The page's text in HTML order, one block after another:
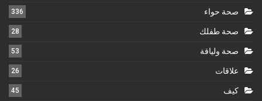
صحة حواء 336
صحة طفلك 28
صحة ولياقة 53
علاقات 26
كيف 45